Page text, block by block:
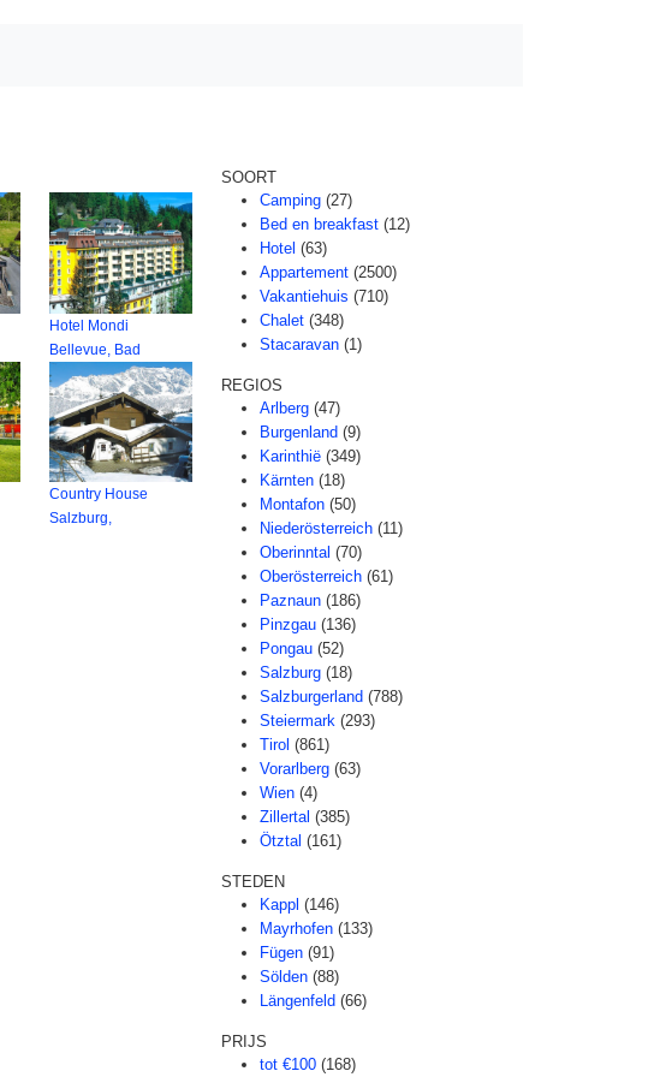
Hotel Mondi
Bellevue, Bad
Country House
Salzburg,
SOORT
Camping (27)
Bed en breakfast (12)
Hotel (63)
Appartement (2500)
Vakantiehuis (710)
Chalet (348)
Stacaravan (1)
REGIOS
Arlberg (47)
Burgenland (9)
Karinthië (349)
Kärnten (18)
Montafon (50)
Niederösterreich (11)
Oberinntal (70)
Oberösterreich (61)
Paznaun (186)
Pinzgau (136)
Pongau (52)
Salzburg (18)
Salzburgerland (788)
Steiermark (293)
Tirol (861)
Vorarlberg (63)
Wien (4)
Zillertal (385)
Ötztal (161)
STEDEN
Kappl (146)
Mayrhofen (133)
Fügen (91)
Sölden (88)
Längenfeld (66)
PRIJS
tot €100 (168)